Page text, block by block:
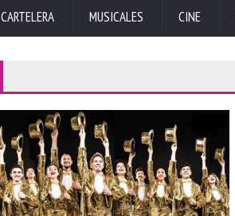
CARTELERA MUSICALES CINE